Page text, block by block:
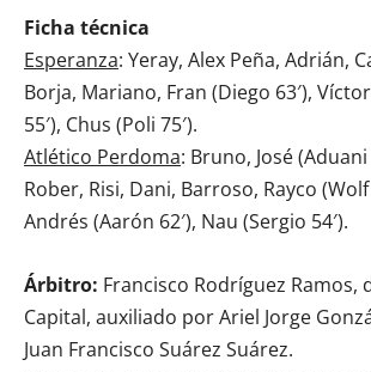
Ficha técnica
Esperanza: Yeray, Alex Peña, Adrián,
Borja, Mariano, Fran (Diego 63′),
55′), Chus (Poli 75′).
Atlético Perdoma: Bruno, José (Aduani
Rober, Risi, Dani, Barroso, Rayco (Wolf
Andrés (Aarón 62′), Nau (Sergio 54′).
Árbitro: Francisco Rodríguez Ramos,
Capital, auxiliado por Ariel Jorge
Juan Francisco Suárez Suárez.